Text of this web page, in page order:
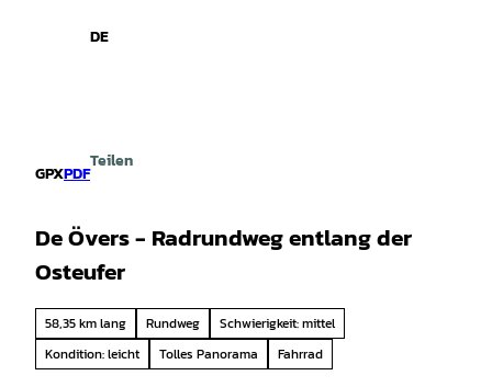
Gebärdensprache
DE
GPXPDF
Teilen
De Övers - Radrundweg entlang der
Osteufer
58,35 km lang Rundweg
Schwierigkeit: mittel
Kondition: leicht
Tolles Panorama Fahrrad